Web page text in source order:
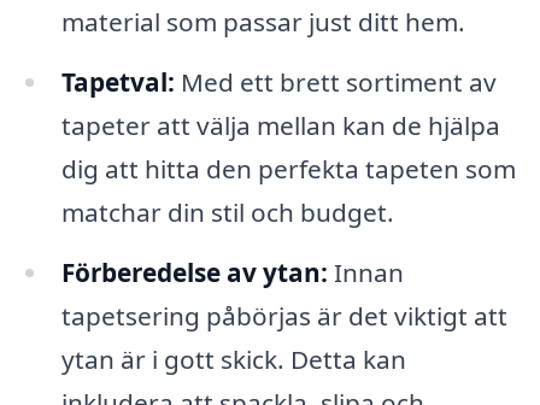
material som passar just ditt hem.
Tapetval: Med ett brett sortiment av
tapeter att välja mellan kan de hjälpa
dig att hitta den perfekta tapeten som
matchar din stil och budget.
Förberedelse av ytan: Innan
tapetsering påbörjas är det viktigt att
ytan är i gott skick. Detta kan